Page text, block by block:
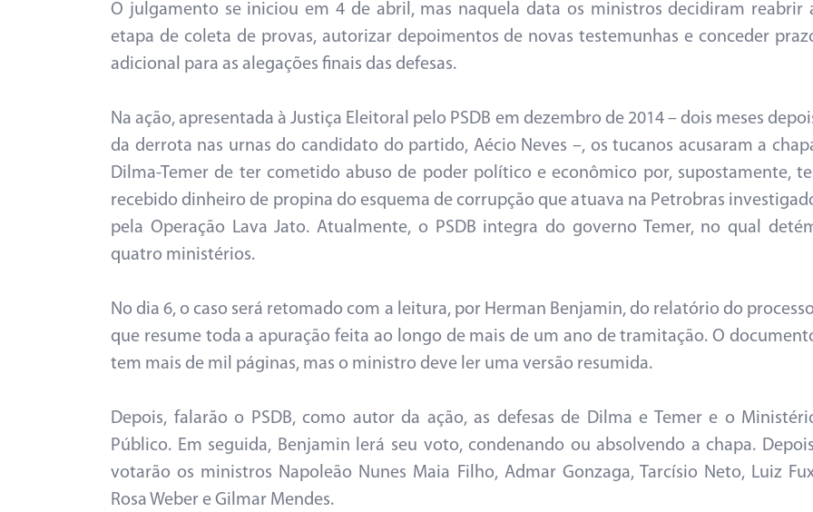
O julgamento se iniciou em 4 de abril, mas naquela data os ministros decidiram reabrir
etapa de coleta de provas, autorizar depoimentos de novas testemunhas e conceder
adicional para as alegações finais das defesas.
Na ação, apresentada à Justiça Eleitoral pelo PSDB em dezembro de 2014 – dois meses
da derrota nas urnas do candidato do partido, Aécio Neves –, os tucanos acusaram a
Dilma-Temer de ter cometido abuso de poder político e econômico por, supostamente,
recebido dinheiro de propina do esquema de corrupção que atuava na Petrobras
pela Operação Lava Jato. Atualmente, o PSDB integra do governo Temer, no qual
quatro ministérios.
No dia 6, o caso será retomado com a leitura, por Herman Benjamin, do relatório do
que resume toda a apuração feita ao longo de mais de um ano de tramitação. O
tem mais de mil páginas, mas o ministro deve ler uma versão resumida.
Depois, falarão o PSDB, como autor da ação, as defesas de Dilma e Temer e o
Público. Em seguida, Benjamin lerá seu voto, condenando ou absolvendo a chapa.
votarão os ministros Napoleão Nunes Maia Filho, Admar Gonzaga, Tarcísio Neto, Luiz
Rosa Weber e Gilmar Mendes.